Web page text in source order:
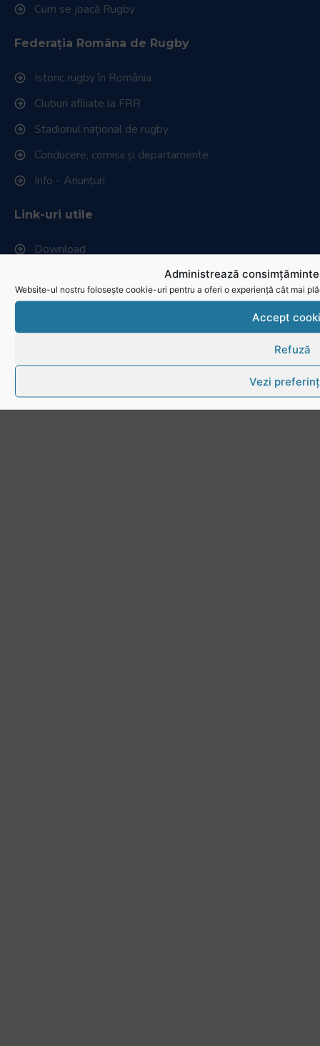
Administrează
Website-ul nostru folosește cookie-uri pentru a oferi o experiență cât mai
Accept
Refuză
Vezi
Cum se joacă Rugby
Federația Româna de Rugby
Istoric rugby în România
Cluburi afiliate la FRR
Stadionul național de rugby
Conducere, comisii și departamente
Info - Anunțuri
Link-uri utile
Download
Politica de utilizare cookies